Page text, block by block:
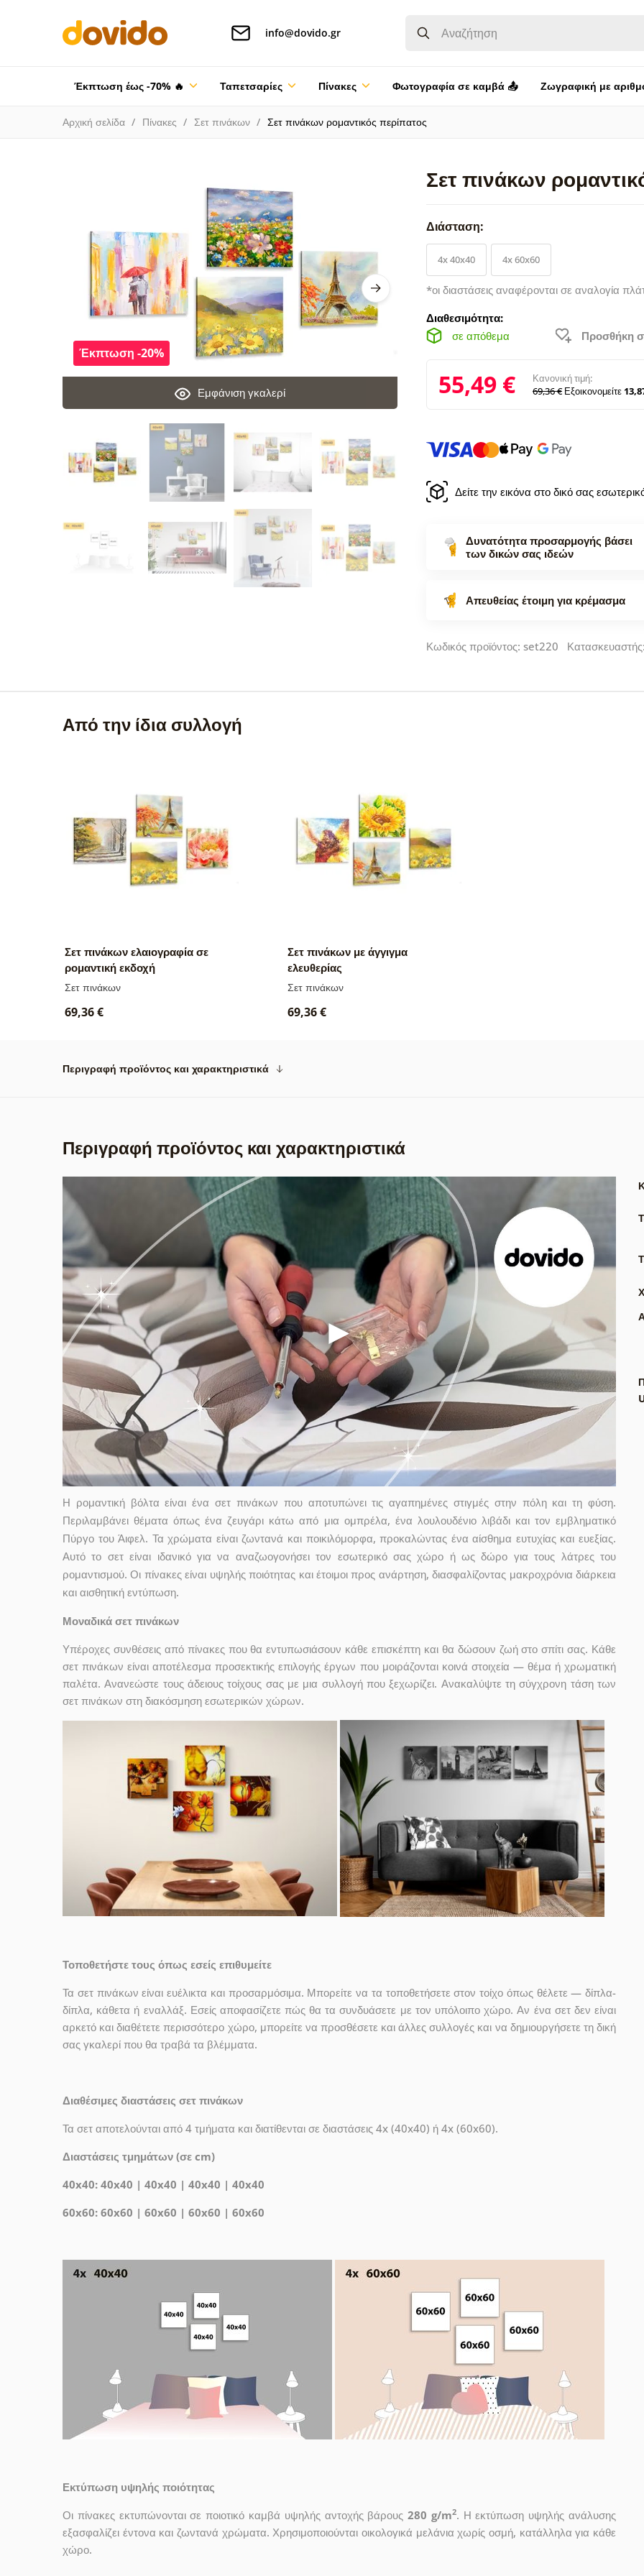
info@dovido.gr
Έκπτωση έως -70% 🔥 Ταπετσαρίες Πίνακες Φωτογραφία σε καμβά 📤 Ζωγραφική με
Αρχική σελίδα Πίνακες Σετ πινάκων Σετ πινάκων ρομαντικός περίπατος
Σετ πινάκων
Εμφάνιση γκαλερί
Έκπτωση -20%
Διάσταση:
4x 40x40 4x 60x60
*οι διαστάσεις αναφέρονται σε αναλογία
Διαθεσιμότητα:
σε απόθεμα
Προσθήκη
55,49 €
Κανονική τιμή:
69,36 € Εξοικονομείτε
Δείτε την εικόνα στο δικό σας
Δυνατότητα προσαρμογής βάσει
των δικών σας ιδεών
Απευθείας έτοιμη για κρέμασμα
Κωδικός προϊόντος: set220 Κατασκευαστής:
Από την ίδια συλλογή
Σετ πινάκων ελαιογραφία σε
ρομαντική εκδοχή
Σετ πινάκων
69,36 €
Σετ πινάκων με άγγιγμα
ελευθερίας
Σετ πινάκων
69,36 €
Περιγραφή προϊόντος και χαρακτηριστικά
Περιγραφή προϊόντος και χαρακτηριστικά
Η ρομαντική βόλτα είναι ένα σετ πινάκων που αποτυπώνει τις αγαπημένες στιγμές στην πόλη και τη φύση.
Περιλαμβάνει θέματα όπως ένα ζευγάρι κάτω από μια ομπρέλα, ένα λουλουδένιο λιβάδι και τον εμβληματικό
Πύργο του Άιφελ. Τα χρώματα είναι ζωντανά και ποικιλόμορφα, προκαλώντας ένα αίσθημα ευτυχίας και ευεξίας.
Αυτό το σετ είναι ιδανικό για να αναζωογονήσει τον εσωτερικό σας χώρο ή ως δώρο για τους λάτρες του
ρομαντισμού. Οι πίνακες είναι υψηλής ποιότητας και έτοιμοι προς ανάρτηση, διασφαλίζοντας μακροχρόνια διάρκεια
και αισθητική εντύπωση.
Μοναδικά σετ πινάκων
Υπέροχες συνθέσεις από πίνακες που θα εντυπωσιάσουν κάθε επισκέπτη και θα δώσουν ζωή στο σπίτι σας. Κάθε
σετ πινάκων είναι αποτέλεσμα προσεκτικής επιλογής έργων που μοιράζονται κοινά στοιχεία — θέμα ή χρωματική
παλέτα. Ανανεώστε τους άδειους τοίχους σας με μια συλλογή που ξεχωρίζει. Ανακαλύψτε τη σύγχρονη τάση των
σετ πινάκων στη διακόσμηση εσωτερικών χώρων.
Τοποθετήστε τους όπως εσείς επιθυμείτε
Τα σετ πινάκων είναι ευέλικτα και προσαρμόσιμα. Μπορείτε να τα τοποθετήσετε στον τοίχο όπως θέλετε — δίπλα-
δίπλα, κάθετα ή εναλλάξ. Εσείς αποφασίζετε πώς θα τα συνδυάσετε με τον υπόλοιπο χώρο. Αν ένα σετ δεν είναι
αρκετό και διαθέτετε περισσότερο χώρο, μπορείτε να προσθέσετε και άλλες συλλογές και να δημιουργήσετε τη δική
σας γκαλερί που θα τραβά τα βλέμματα.
Διαθέσιμες διαστάσεις σετ πινάκων
Τα σετ αποτελούνται από 4 τμήματα και διατίθενται σε διαστάσεις 4x (40x40) ή 4x (60x60).
Διαστάσεις τμημάτων (σε cm)
40x40: 40x40 | 40x40 | 40x40 | 40x40
60x60: 60x60 | 60x60 | 60x60 | 60x60
Εκτύπωση υψηλής ποιότητας
Οι πίνακες εκτυπώνονται σε ποιοτικό καμβά υψηλής αντοχής βάρους280 g/m2. Η εκτύπωση υψηλής ανάλυσης
εξασφαλίζει έντονα και ζωντανά χρώματα. Χρησιμοποιούνται οικολογικά μελάνια χωρίς οσμή, κατάλληλα για κάθε
χώρο.